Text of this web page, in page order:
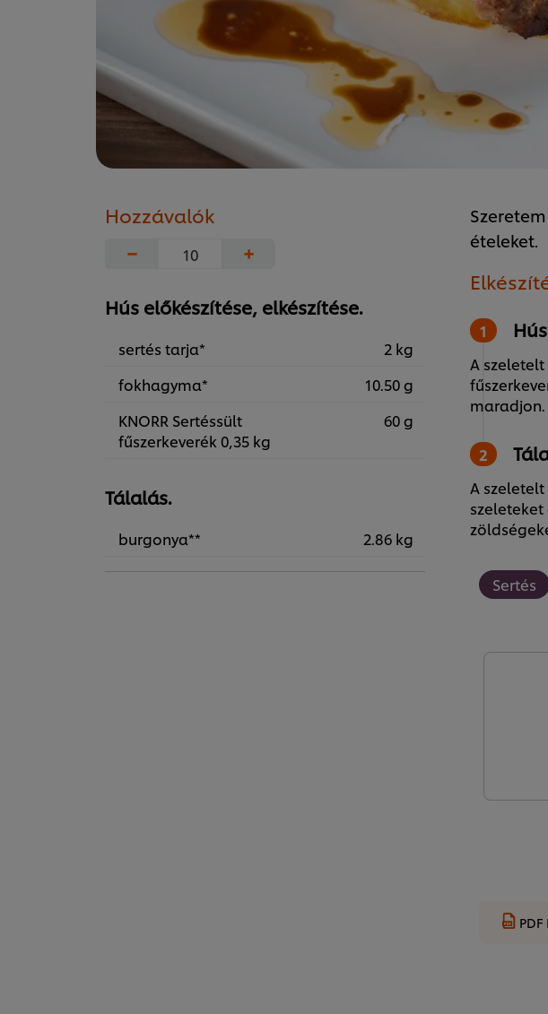
Hozzávalók
−
+
Hús előkészítése, elkészítése.
sertés tarja*
2 kg
fokhagyma*
10.50 g
KNORR Sertéssült
fűszerkeverék 0,35 kg
60 g
Tálalás.
burgonya** 2.86 kg
ételeket.
A
maradjon.
A
Sertés